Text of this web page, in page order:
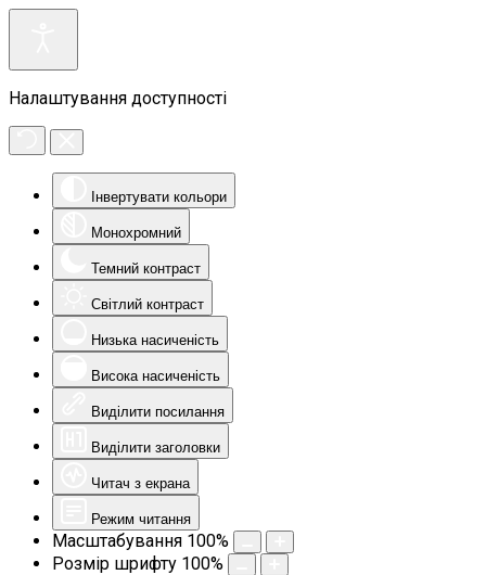
Налаштування доступності
Інвертувати кольори
Монохромний
Темний контраст
Світлий контраст
Низька насиченість
Висока насиченість
Виділити посилання
Виділити заголовки
Читач з екрана
Режим читання
Масштабування 100%
Розмір шрифту 100%